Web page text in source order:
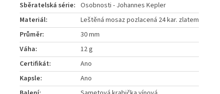
Sběratelská série: Osobnosti - Johannes Kepler
Materiál:
Leštěná mosaz pozlacená 24 kar. zlatem
Průměr:
30 mm
Váha:
12 g
Certifikát:
Ano
Kapsle:
Ano